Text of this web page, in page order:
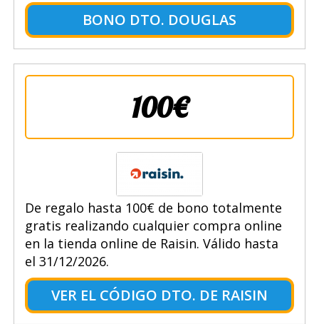
BONO DTO. DOUGLAS
100€
De regalo hasta 100€ de bono totalmente
gratis realizando cualquier compra online
en la tienda online de Raisin. Válido hasta
el 31/12/2026.
VER EL CÓDIGO DTO. DE RAISIN